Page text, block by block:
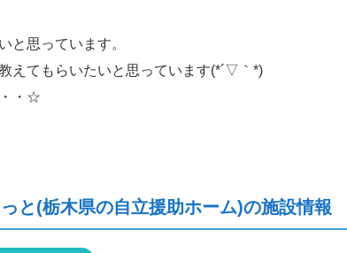
と思っています。
えてもらいたいと思っています(*´▽｀*)
・☆
と(栃木県の自立援助ホーム)の施設情報